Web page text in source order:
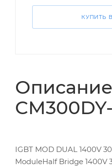
КУПИТЬ
Описание
IGBT MOD DUAL 1400V
ModuleHalf Bridge 1400V